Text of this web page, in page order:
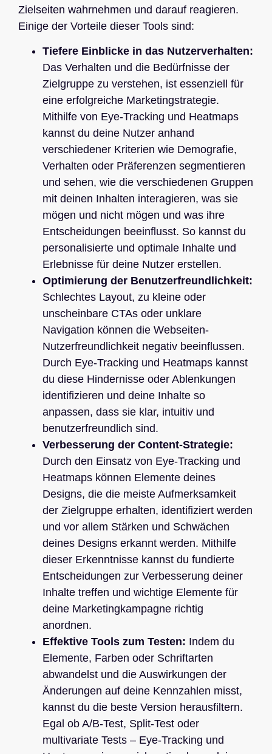
Zielseiten wahrnehmen und darauf reagieren.
Einige der Vorteile dieser Tools sind:
Tiefere Einblicke in das Nutzerverhalten:
Das Verhalten und die Bedürfnisse der
Zielgruppe zu verstehen, ist essenziell für
eine erfolgreiche Marketingstrategie.
Mithilfe von Eye-Tracking und Heatmaps
kannst du deine Nutzer anhand
verschiedener Kriterien wie Demografie,
Verhalten oder Präferenzen segmentieren
und sehen, wie die verschiedenen Gruppen
mit deinen Inhalten interagieren, was sie
mögen und nicht mögen und was ihre
Entscheidungen beeinflusst. So kannst du
personalisierte und optimale Inhalte und
Erlebnisse für deine Nutzer erstellen.
Optimierung der Benutzerfreundlichkeit:
Schlechtes Layout, zu kleine oder
unscheinbare CTAs oder unklare
Navigation können die Webseiten-
Nutzerfreundlichkeit negativ beeinflussen.
Durch Eye-Tracking und Heatmaps kannst
du diese Hindernisse oder Ablenkungen
identifizieren und deine Inhalte so
anpassen, dass sie klar, intuitiv und
benutzerfreundlich sind.
Verbesserung der Content-Strategie:
Durch den Einsatz von Eye-Tracking und
Heatmaps können Elemente deines
Designs, die die meiste Aufmerksamkeit
der Zielgruppe erhalten, identifiziert werden
und vor allem Stärken und Schwächen
deines Designs erkannt werden. Mithilfe
dieser Erkenntnisse kannst du fundierte
Entscheidungen zur Verbesserung deiner
Inhalte treffen und wichtige Elemente für
deine Marketingkampagne richtig
anordnen.
Effektive Tools zum Testen: Indem du
Elemente, Farben oder Schriftarten
abwandelst und die Auswirkungen der
Änderungen auf deine Kennzahlen misst,
kannst du die beste Version herausfiltern.
Egal ob A/B-Test, Split-Test oder
multivariate Tests – Eye-Tracking und